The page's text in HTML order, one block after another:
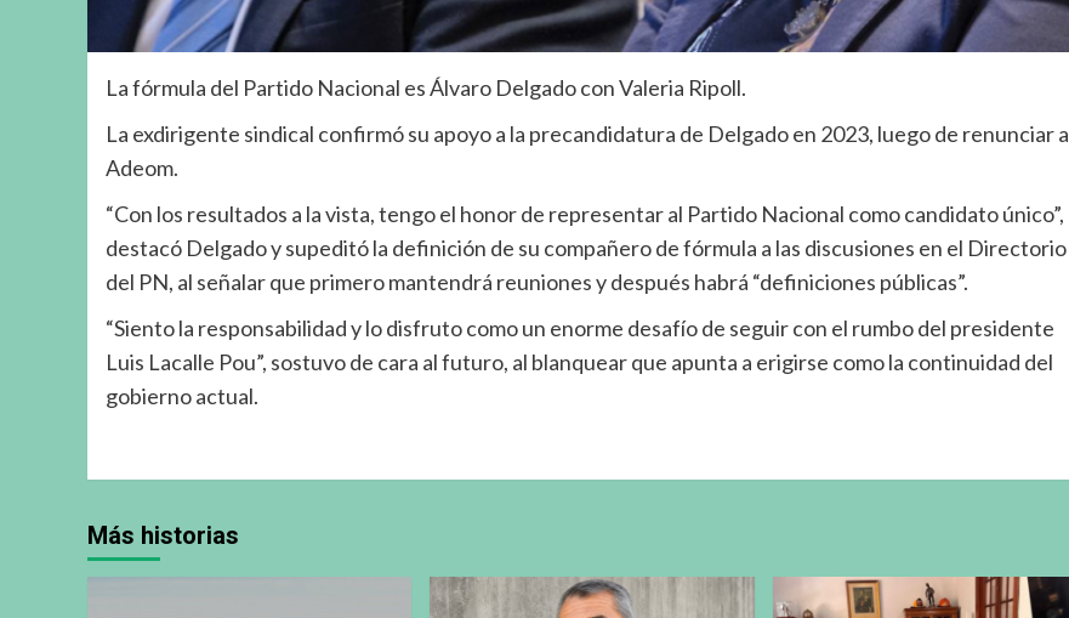
La fórmula del Partido Nacional es Álvaro Delgado con Valeria Ripoll.
La exdirigente sindical confirmó su apoyo a la precandidatura de Delgado en 2023, luego de renunciar a
Adeom.
“Con los resultados a la vista, tengo el honor de representar al Partido Nacional como candidato único”,
destacó Delgado y supeditó la definición de su compañero de fórmula a las discusiones en el Directorio
del PN, al señalar que primero mantendrá reuniones y después habrá “definiciones públicas”.
“Siento la responsabilidad y lo disfruto como un enorme desafío de seguir con el rumbo del presidente
Luis Lacalle Pou”, sostuvo de cara al futuro, al blanquear que apunta a erigirse como la continuidad del
gobierno actual.
Más historias